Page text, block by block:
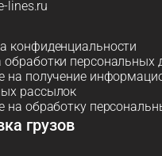
lines.ru
конфиденциальности
обработки персональных
на получение
рассылок
на обработку
грузов